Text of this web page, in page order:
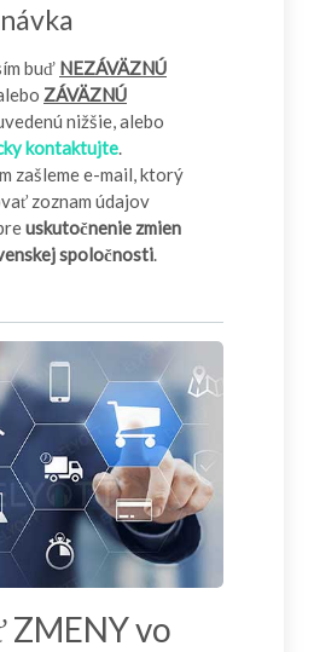
buď NEZÁVÄZNÚ
ZÁVÄZNÚ
nižšie, alebo
kontaktujte
zašleme e-mail, ktorý
zoznam údajov
uskutočnenie zmien
spoločnosti
vo